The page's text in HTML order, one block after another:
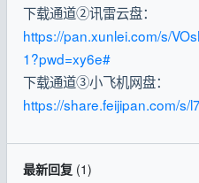
下载通道②讯雷云盘：
https://pan.xunlei.com/s/
1?pwd=xy6e#
下载通道③小飞机网盘：
https://share.feijipan.com/s/
最新回复(1)